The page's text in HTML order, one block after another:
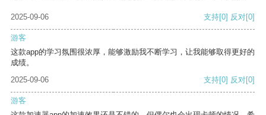
2025-09-06 支持[0] 反对[0]
游客
这款app的学习氛围很浓厚，能够激励我不断学习，让我能够取得更好的
成绩。
2025-09-06
支持[0] 反对[0]
游客